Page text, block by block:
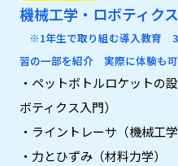
機械工学・ロボティク
※1年生で取り組む導入教育 3
習の一部を紹介 実際に体験も
・ペットボトルロケットの
ボティクス入門）
・ライントレーサ（機械工
・力とひずみ（材料力学）